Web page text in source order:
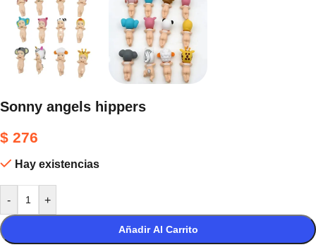
Sonny angels hippers
$ 276
Hay existencias
- +
Añadir Al Carrito